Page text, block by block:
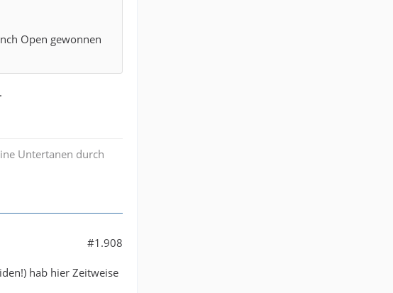
Open gewonnen
Untertanen durch
#1.908
hab hier Zeitweise